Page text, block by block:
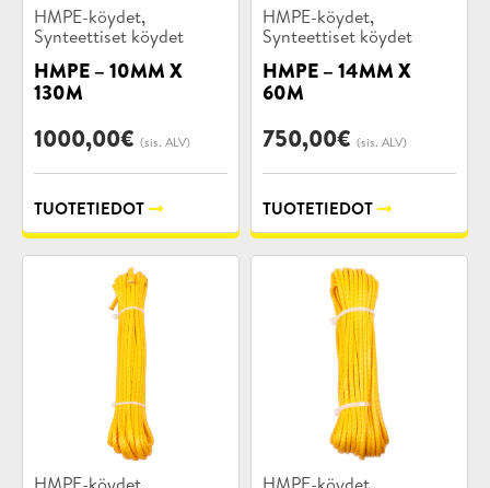
Tuotekategoriat:
HMPE-köydet,
Synteettiset köydet
HMPE – 10MM X
130M
1000,00€ (sis. ALV)
TUOTETIEDOT
Tuotekategoriat:
HMPE-köydet,
Synteettiset köydet
HMPE – 14MM X
60M
750,00€ (sis. ALV)
TUOTETIEDOT
Tuotekategoriat: Tuotekategoriat: